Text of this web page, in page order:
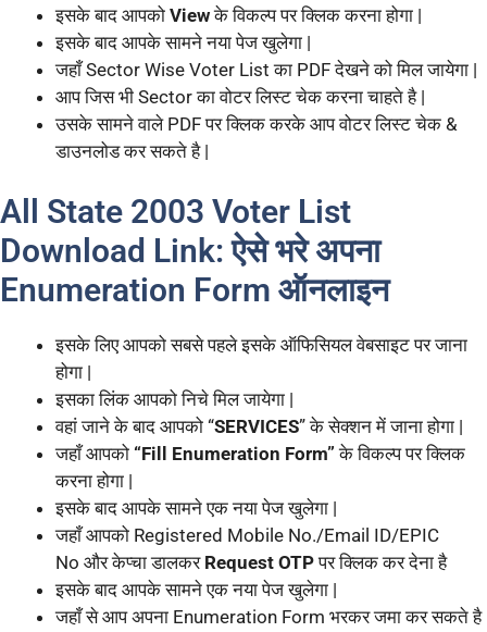
इसके बाद आपको Viewके विकल्प पर क्लिक करना होगा |
इसके बाद आपके सामने नया पेज खुलेगा |
जहाँ Sector Wise Voter List का PDF देखने को मिल जायेगा |
आप जिस भी Sector का वोटर लिस्ट चेक करना चाहते है |
उसके सामने वाले PDF पर क्लिक करके आप वोटर लिस्ट चेक &
डाउनलोड कर सकते है |
All State 2003 Voter List
Download Link: ऐसे भरे अपना
Enumeration Form ऑनलाइन
इसके लिए आपको सबसे पहले इसके ऑफिसियल वेबसाइट पर जाना
होगा |
इसका लिंक आपको निचे मिल जायेगा |
वहां जाने के बाद आपको “SERVICES” के सेक्शन में जाना होगा |
जहाँ आपको “Fill Enumeration Form”के विकल्प पर क्लिक
करना होगा |
इसके बाद आपके सामने एक नया पेज खुलेगा |
जहाँ आपको Registered Mobile No./Email ID/EPIC
No और केप्चा डालकरRequest OTPपर क्लिक कर देना है
इसके बाद आपके सामने एक नया पेज खुलेगा |
जहाँ से आप अपना Enumeration Form भरकर जमा कर सकते है